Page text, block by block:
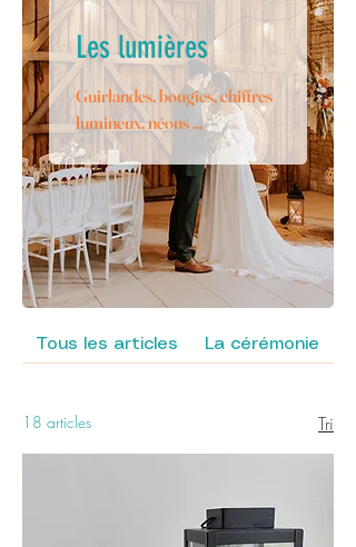
Les lumières
Guirlandes, bougies, chiffres
lumineux, néons ...
Tous les articles La cérémonie
18 articles Tri